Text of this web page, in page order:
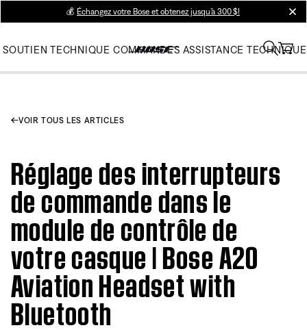
💰 Échangez votre Bose et obtenez jusqu’à 300 $!
SOUTIEN TECHNIQUE COMMANDES ASSISTANCE TECHNIQUE
VOIR TOUS LES ARTICLES
Réglage des interrupteurs
de commande dans le
module de contrôle de
votre casque | Bose A20
Aviation Headset with
Bluetooth